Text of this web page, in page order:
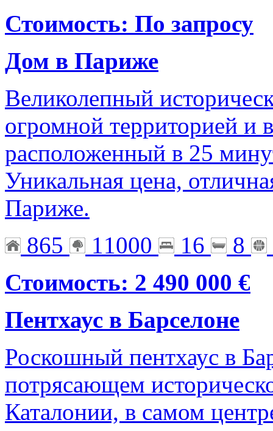
Стоимость: По запросу
Дом в Париже
Великолепный
огромной территорией
расположенный в 25
Уникальная цена,
Париже.
865
11000 16
8
Стоимость: 2 490 000 €
Пентхаус в Барселоне
Роскошный пентхаус в
потрясающем
Каталонии, в самом